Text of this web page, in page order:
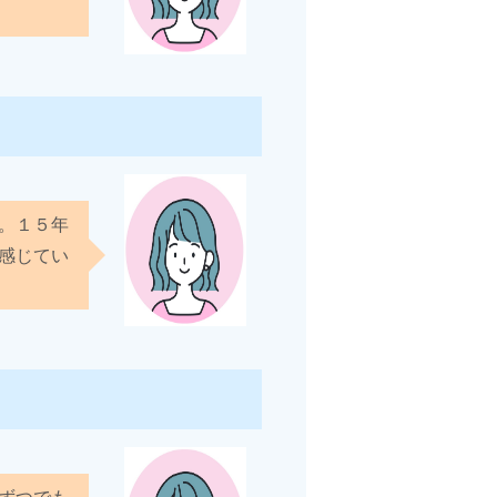
１５年
じてい